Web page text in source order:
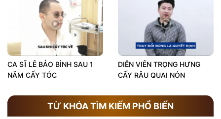
CA SĨ LÊ BẢO BÌNH SAU 1
NĂM CẤY TÓC
DIỄN VIÊN TRỌNG HƯNG
CẤY RÂU QUAI NÓN
TỪ KHÓA TÌM KIẾM PHỔ BIẾN